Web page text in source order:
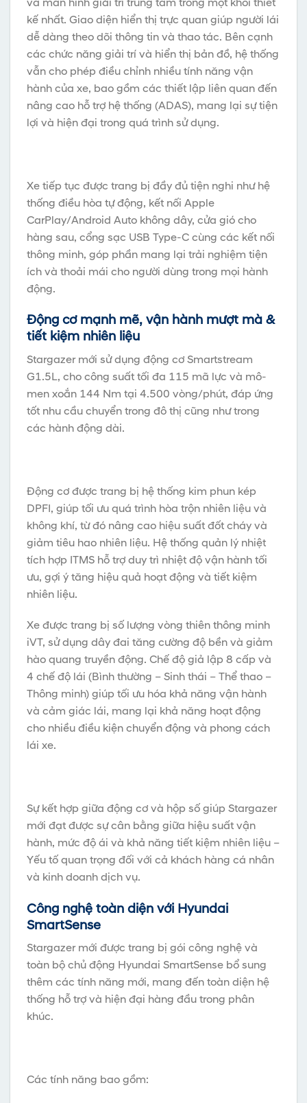
kế nhất. Giao diện hiển thị trực quan giúp người lái
dễ dàng theo dõi thông tin và thao tác. Bên cạnh
các chức năng giải trí và hiển thị bản đồ, hệ thống
vẫn cho phép điều chỉnh nhiều tính năng vận
hành của xe, bao gồm các thiết lập liên quan đến
nâng cao hỗ trợ hệ thống (ADAS), mang lại sự tiện
lợi và hiện đại trong quá trình sử dụng.
Xe tiếp tục được trang bị đầy đủ tiện nghi như hệ
thống điều hòa tự động, kết nối Apple
CarPlay/Android Auto không dây, cửa gió cho
hàng sau, cổng sạc USB Type-C cùng các kết nối
thông minh, góp phần mang lại trải nghiệm tiện
ích và thoải mái cho người dùng trong mọi hành
động.
Động cơ mạnh mẽ, vận hành mượt mà &
tiết kiệm nhiên liệu
Stargazer mới sử dụng động cơ Smartstream
G1.5L, cho công suất tối đa 115 mã lực và mô-
men xoắn 144 Nm tại 4.500 vòng/phút, đáp ứng
tốt nhu cầu chuyển trong đô thị cũng như trong
các hành động dài.
Động cơ được trang bị hệ thống kim phun kép
DPFI, giúp tối ưu quá trình hòa trộn nhiên liệu và
không khí, từ đó nâng cao hiệu suất đốt cháy và
giảm tiêu hao nhiên liệu. Hệ thống quản lý nhiệt
tích hợp ITMS hỗ trợ duy trì nhiệt độ vận hành tối
ưu, gợi ý tăng hiệu quả hoạt động và tiết kiệm
nhiên liệu.
Xe được trang bị số lượng vòng thiên thông minh
iVT, sử dụng dây đai tăng cường độ bền và giảm
hào quang truyền động. Chế độ giả lập 8 cấp và
4 chế độ lái (Bình thường – Sinh thái – Thể thao –
Thông minh) giúp tối ưu hóa khả năng vận hành
và cảm giác lái, mang lại khả năng hoạt động
cho nhiều điều kiện chuyển động và phong cách
lái xe.
Sự kết hợp giữa động cơ và hộp số giúp Stargazer
mới đạt được sự cân bằng giữa hiệu suất vận
hành, mức độ ái và khả năng tiết kiệm nhiên liệu –
Yếu tố quan trọng đối với cả khách hàng cá nhân
và kinh doanh dịch vụ.
Công nghệ toàn diện với Hyundai
SmartSense
Stargazer mới được trang bị gói công nghệ và
toàn bộ chủ động Hyundai SmartSense bổ sung
thêm các tính năng mới, mang đến toàn diện hệ
thống hỗ trợ và hiện đại hàng đầu trong phân
khúc.
Các tính năng bao gồm: